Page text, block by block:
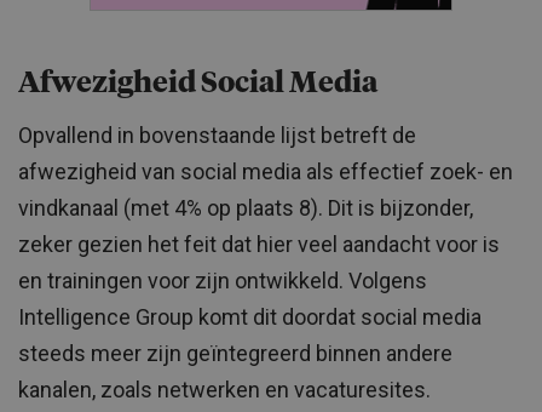
Afwezigheid Social Media
Opvallend in bovenstaande lijst betreft de
afwezigheid van social media als effectief zoek- en
vindkanaal (met 4% op plaats 8). Dit is bijzonder,
zeker gezien het feit dat hier veel aandacht voor is
en trainingen voor zijn ontwikkeld. Volgens
Intelligence Group komt dit doordat social media
steeds meer zijn geïntegreerd binnen andere
kanalen, zoals netwerken en vacaturesites.